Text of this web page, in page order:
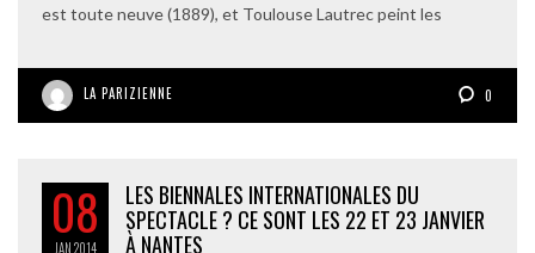
est toute neuve (1889), et Toulouse Lautrec peint les
LA PARIZIENNE 0
08
JAN2014
LES BIENNALES INTERNATIONALES DU
SPECTACLE ? CE SONT LES 22 ET 23 JANVIER
À NANTES